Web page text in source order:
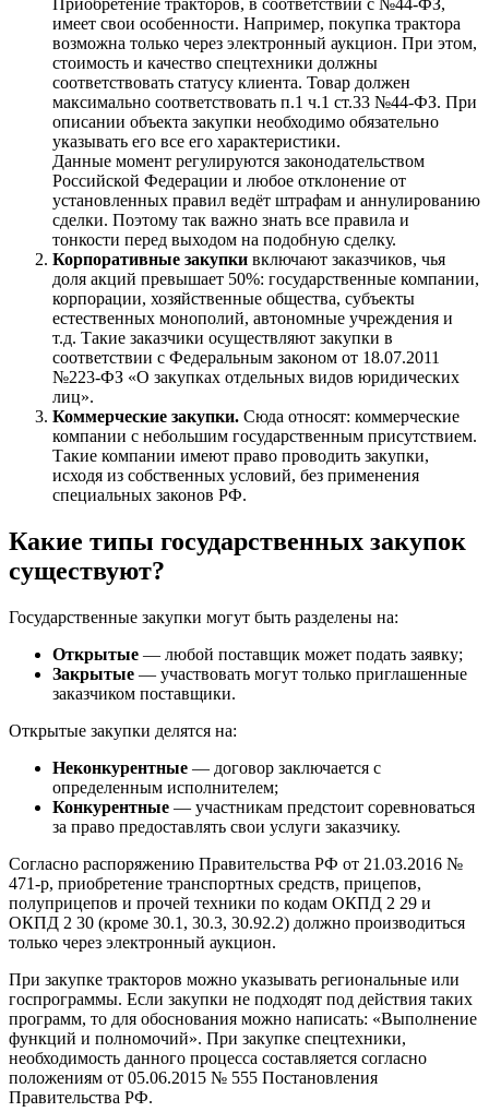
имеет свои особенности. Например, покупка трактора
возможна только через электронный аукцион. При этом,
стоимость и качество спецтехники должны
соответствовать статусу клиента. Товар должен
максимально соответствовать п.1 ч.1 ст.33 №44-ФЗ. При
описании объекта закупки необходимо обязательно
указывать его все его характеристики.
Данные момент регулируются законодательством
Российской Федерации и любое отклонение от
установленных правил ведёт штрафам и аннулированию
сделки. Поэтому так важно знать все правила и
тонкости перед выходом на подобную сделку.
Корпоративные закупки включают заказчиков, чья
доля акций превышает 50%: государственные компании,
корпорации, хозяйственные общества, субъекты
естественных монополий, автономные учреждения и
т.д. Такие заказчики осуществляют закупки в
соответствии с Федеральным законом от 18.07.2011
№223-ФЗ «О закупках отдельных видов юридических
лиц».
Коммерческие закупки. Сюда относят: коммерческие
компании с небольшим государственным присутствием.
Такие компании имеют право проводить закупки,
исходя из собственных условий, без применения
специальных законов РФ.
Какие типы государственных закупок
существуют?
Государственные закупки могут быть разделены на:
Открытые — любой поставщик может подать заявку;
Закрытые — участвовать могут только приглашенные
заказчиком поставщики.
Открытые закупки делятся на:
Неконкурентные — договор заключается с
определенным исполнителем;
Конкурентные — участникам предстоит соревноваться
за право предоставлять свои услуги заказчику.
Согласно распоряжению Правительства РФ от 21.03.2016 №
471-р, приобретение транспортных средств, прицепов,
полуприцепов и прочей техники по кодам ОКПД 2 29 и
ОКПД 2 30 (кроме 30.1, 30.3, 30.92.2) должно производиться
только через электронный аукцион.
При закупке тракторов можно указывать региональные или
госпрограммы. Если закупки не подходят под действия таких
программ, то для обоснования можно написать: «Выполнение
функций и полномочий». При закупке спецтехники,
необходимость данного процесса составляется согласно
положениям от 05.06.2015 № 555 Постановления
Правительства РФ.